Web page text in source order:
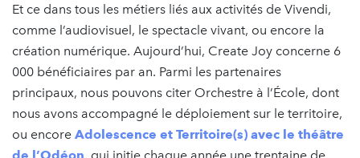
Et ce dans tous les métiers liés aux activités de Vivendi,
comme l’audiovisuel, le spectacle vivant, ou encore la
création numérique. Aujourd’hui, Create Joy concerne 6
000 bénéficiaires par an. Parmi les partenaires
principaux, nous pouvons citer Orchestre à l’École, dont
nous avons accompagné le déploiement sur le territoire,
ou encore Adolescence et Territoire(s) avec le théâtre
de l’Odéon, qui initie chaque année une trentaine de